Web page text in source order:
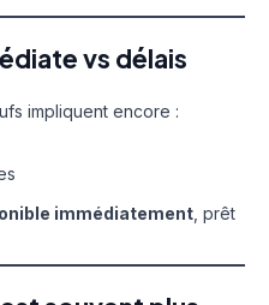
vs délais
impliquent encore :
immédiatement, prêt